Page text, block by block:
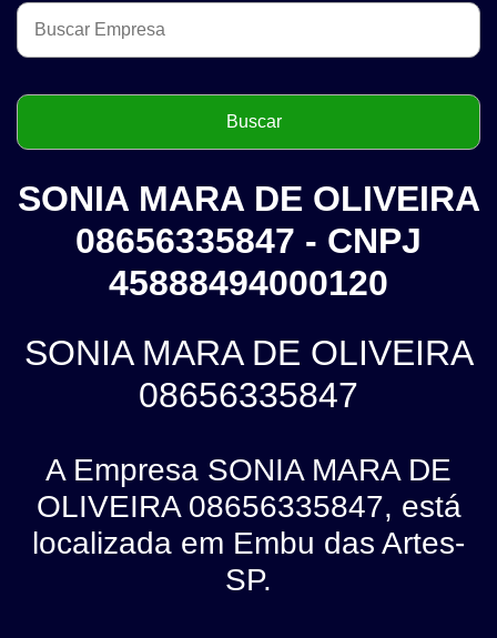
SONIA MARA DE OLIVEIRA
08656335847 - CNPJ
45888494000120
SONIA MARA DE OLIVEIRA
08656335847
A Empresa SONIA MARA DE
OLIVEIRA 08656335847, está
localizada em Embu das Artes-
SP.